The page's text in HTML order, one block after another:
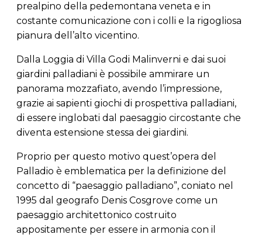
prealpino della pedemontana veneta e in
costante comunicazione con i colli e la rigogliosa
pianura dell’alto vicentino.
Dalla Loggia di Villa Godi Malinverni e dai suoi
giardini palladiani è possibile ammirare un
panorama mozzafiato, avendo l’impressione,
grazie ai sapienti giochi di prospettiva palladiani,
di essere inglobati dal paesaggio circostante che
diventa estensione stessa dei giardini.
Proprio per questo motivo quest’opera del
Palladio è emblematica per la definizione del
concetto di “paesaggio palladiano”, coniato nel
1995 dal geografo Denis Cosgrove come un
paesaggio architettonico costruito
appositamente per essere in armonia con il